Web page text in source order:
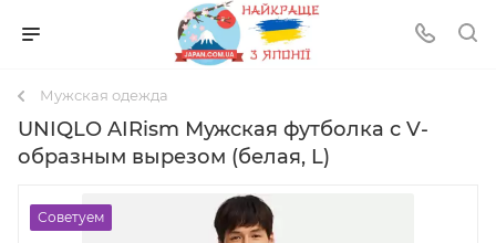
Мужская одежда
UNIQLO AIRism Мужская футболка с V-
образным вырезом (белая, L)
Советуем